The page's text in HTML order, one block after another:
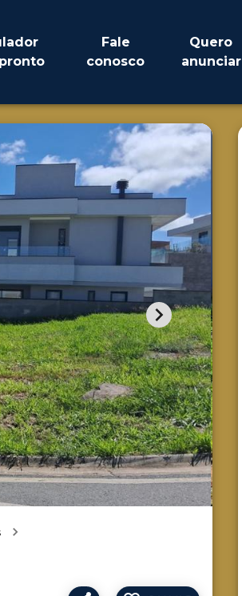
Fale
conosco
Quero
anunciar